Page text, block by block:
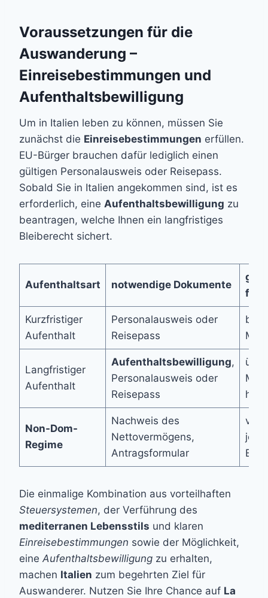
Voraussetzungen für die
Auswanderung –
Einreisebestimmungen und
Aufenthaltsbewilligung
Um in Italien leben zu können, müssen Sie
zunächst die Einreisebestimmungen erfüllen.
EU-Bürger brauchen dafür lediglich einen
gültigen Personalausweis oder Reisepass.
Sobald Sie in Italien angekommen sind, ist es
erforderlich, eine Aufenthaltsbewilligung zu
beantragen, welche Ihnen ein langfristiges
Bleiberecht sichert.
Aufenthaltsart notwendige Dokumente
für
Kurzfristiger
Aufenthalt
Personalausweis oder
Reisepass
bis
Langfristiger
Aufenthalt
Aufenthaltsbewilligung,
Personalausweis oder
Reisepass
Non-Dom-
Regime
Nachweis des
Nettovermögens,
Antragsformular
je
Die einmalige Kombination aus vorteilhaften
Steuersystemen, der Verführung des
mediterranen Lebensstils und klaren
Einreisebestimmungen sowie der Möglichkeit,
eine Aufenthaltsbewilligung zu erhalten,
machen Italien zum begehrten Ziel für
Auswanderer. Nutzen Sie Ihre Chance auf La